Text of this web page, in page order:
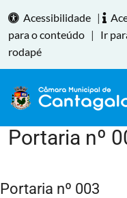
Acessibilidade |
para o conteúdo | Ir
rodapé
Portaria nº
Portaria nº 003